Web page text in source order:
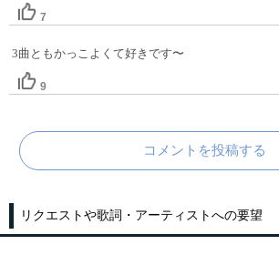
7
3曲ともかっこよくて好きです〜
9
コメントを投稿する
リクエストや歌詞・アーティストへの要望